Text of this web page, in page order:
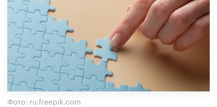
Фото: ru.freepik.com